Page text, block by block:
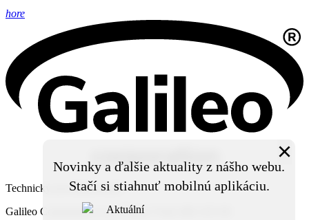
Novinky a ďalšie aktuality z nášho webu.
Stačí si stiahnuť mobilnú aplikáciu.
×
hore
Technický prevádzkovateľ:
Galileo Corporation s.r.o., Čierna Voda 468, 925 06